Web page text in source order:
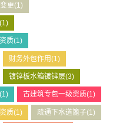
更(1)
(1)
质(1)
财务外包作用(1)
镀锌板水箱镀锌层(3)
(1) 古建筑专包一级资质(1)
质(1) 疏通下水道篦子(1)